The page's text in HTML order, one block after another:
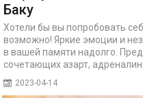
Баку
Хотели бы вы попробовать
возможно! Яркие эмоции и
в вашей памяти надолго.
сочетающих азарт, адреналин
2023-04-14